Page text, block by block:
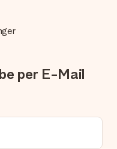
nicht
Erwartungen nicht
mitverschickt?
und/oder
kannst sie jederzeit in
Du kannst das
per E-Mail